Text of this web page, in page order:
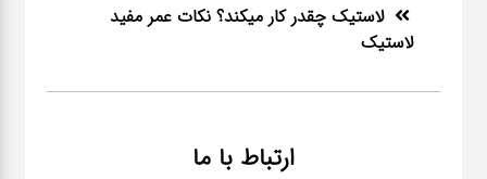
لاستیک چقدر کار میکند؟ نکات عمر مفید
لاستیک
ارتباط با ما